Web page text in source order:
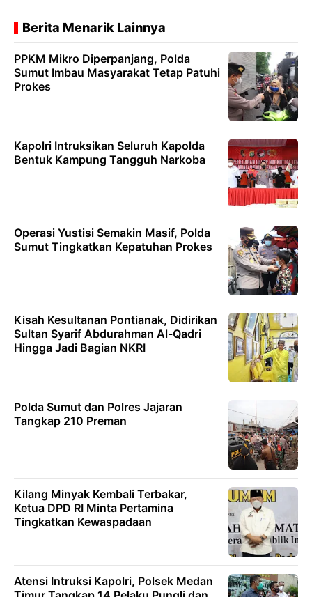
Berita Menarik Lainnya
PPKM Mikro Diperpanjang, Polda
Sumut Imbau Masyarakat Tetap Patuhi
Prokes
Kapolri Intruksikan Seluruh Kapolda
Bentuk Kampung Tangguh Narkoba
Operasi Yustisi Semakin Masif, Polda
Sumut Tingkatkan Kepatuhan Prokes
Kisah Kesultanan Pontianak, Didirikan
Sultan Syarif Abdurahman Al-Qadri
Hingga Jadi Bagian NKRI
Polda Sumut dan Polres Jajaran
Tangkap 210 Preman
Kilang Minyak Kembali Terbakar,
Ketua DPD RI Minta Pertamina
Tingkatkan Kewaspadaan
Atensi Intruksi Kapolri, Polsek Medan